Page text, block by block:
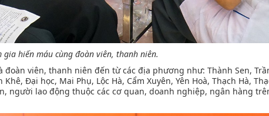
hiến máu cùng đoàn viên, thanh niên.
viên, thanh niên đến từ các địa phương như: Thành Sen,
Đại học, Mai Phụ, Lộc Hà, Cẩm Xuyên, Yên Hoà, Thạch Hà,
người lao động thuộc các cơ quan, doanh nghiệp, ngân hàng